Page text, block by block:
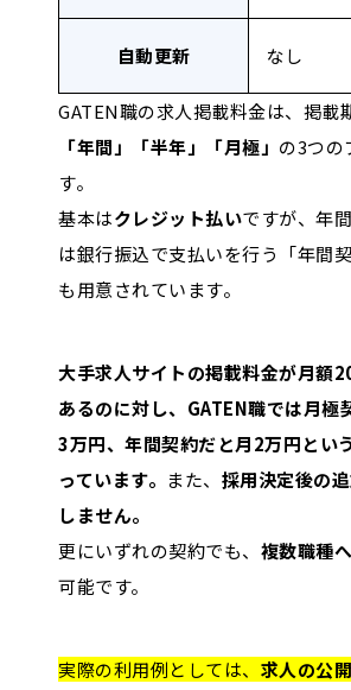
自動更新 なし
GATEN職の求人掲載料金は、掲載
「年間」「半年」「月極」 の3つの
す。
基本はクレジット払いですが、年
は銀行振込で支払いを行う「年間
も用意されています。
大手求人サイトの掲載料金が月額
あるのに対し、GATEN職では月極
3万円、年間契約だと月2万円とい
っています。 また、 採用決定後の
しません。
更にいずれの契約でも、 複数職種
可能です。
実際の利用例としては、 求人の公